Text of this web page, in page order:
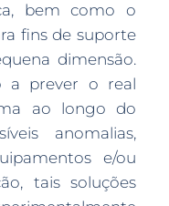
bem como o
fins de suporte
dimensão.
a prever o real
ao longo do
anomalias,
e/ou
tais soluções